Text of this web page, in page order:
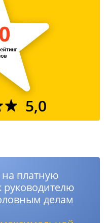
5,0
платную
руководителю
делам